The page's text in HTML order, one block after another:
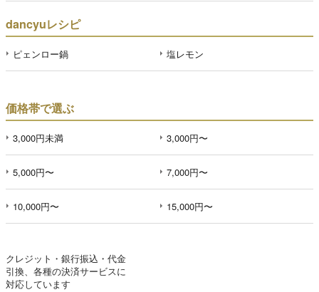
dancyuレシピ
ピェンロー鍋 塩レモン
価格帯で選ぶ
3,000円未満 3,000円〜
5,000円〜 7,000円〜
10,000円〜 15,000円〜
クレジット・銀行振込・代金
引換、各種の決済サービスに
対応しています